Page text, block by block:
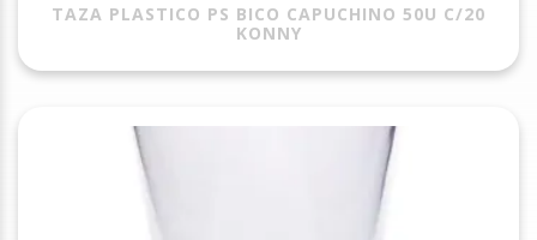
TAZA PLASTICO PS BICO CAPUCHINO 50U C/20
KONNY